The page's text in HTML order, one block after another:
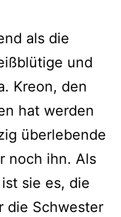
als die
und
Kreon, den
hat werden
überlebende
noch ihn. Als
sie es, die
die Schwester